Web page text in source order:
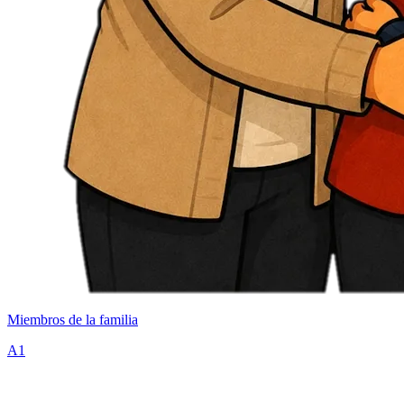
Miembros de la familia
A1